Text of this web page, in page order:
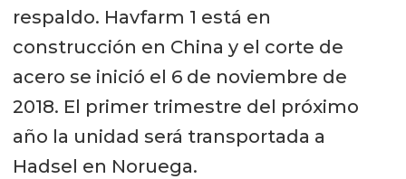
respaldo. Havfarm 1 está en
construcción en China y el corte de
acero se inició el 6 de noviembre de
2018. El primer trimestre del próximo
año la unidad será transportada a
Hadsel en Noruega.